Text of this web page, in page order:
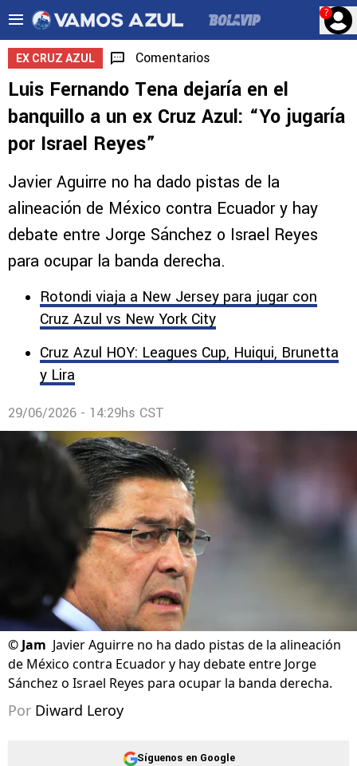
?
EX CRUZ AZUL Comentarios
Luis Fernando Tena dejaría en el
banquillo a un ex Cruz Azul: “Yo jugaría
por Israel Reyes”
Javier Aguirre no ha dado pistas de la
alineación de México contra Ecuador y hay
debate entre Jorge Sánchez o Israel Reyes
para ocupar la banda derecha.
Rotondi viaja a New Jersey para jugar con
Cruz Azul vs New York City
Cruz Azul HOY: Leagues Cup, Huiqui, Brunetta
y Lira
29/06/2026 - 14:29hs CST
©Jam Javier Aguirre no ha dado pistas de la alineación
de México contra Ecuador y hay debate entre Jorge
Sánchez o Israel Reyes para ocupar la banda derecha.
Por Diward Leroy
Síguenos en Google